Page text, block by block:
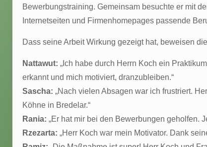
Bewerbungstraining. Gemeinsam besuchte er mit
Internetseiten und Firmenhomepages passende
Dass seine Arbeit Wirkung gezeigt hat, beweisen
Nattawut: „Ich habe durch Herrn Koch ein
erkannt und mich motiviert, dranzubleiben.“
Sascha: „Nach vielen Absagen war ich frustriert.
Köhne in Bredelar.“
Rania: „Er hat mir bei den Bewerbungen geholfen.
Rzezarta: „Herr Koch war mein Motivator. Dank